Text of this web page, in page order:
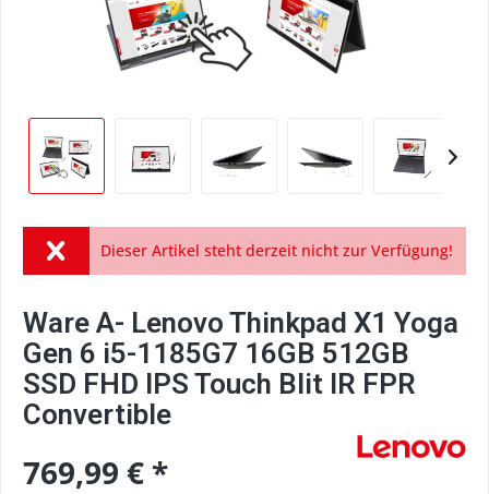
Dieser Artikel steht derzeit nicht zur Verfügung!
Ware A- Lenovo Thinkpad X1 Yoga
Gen 6 i5-1185G7 16GB 512GB
SSD FHD IPS Touch Blit IR FPR
Convertible
769,99 € *